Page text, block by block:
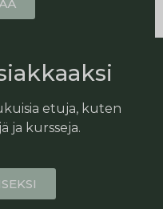
etuja, kuten
ja kursseja.